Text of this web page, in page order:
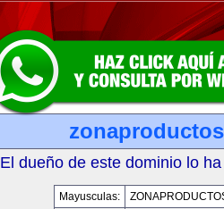
El dueño de este dominio lo
Mayusculas: